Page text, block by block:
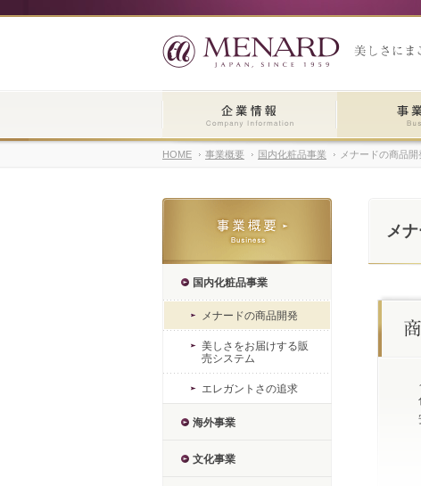
HOME 事業概要 国内化粧品事業 メナードの商品開
国内化粧品事業
メナードの商品開発
美しさをお届けする販
売システム
エレガントさの追求
海外事業
文化事業
メ